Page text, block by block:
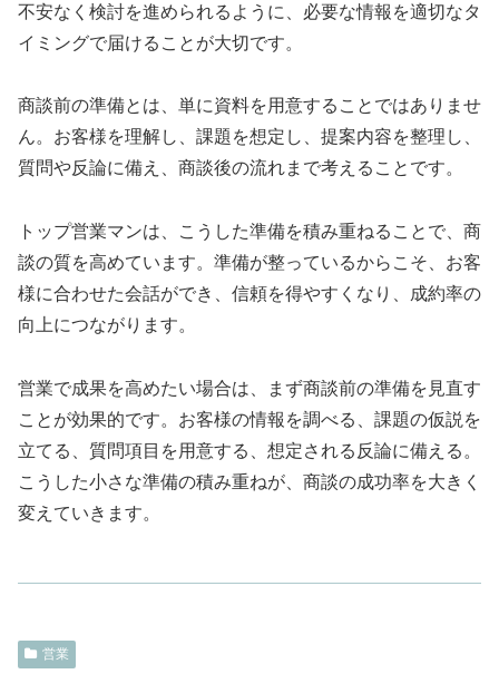
不安なく検討を進められるように、必要な情報を適切なタ
イミングで届けることが大切です。
商談前の準備とは、単に資料を用意することではありませ
ん。お客様を理解し、課題を想定し、提案内容を整理し、
質問や反論に備え、商談後の流れまで考えることです。
トップ営業マンは、こうした準備を積み重ねることで、商
談の質を高めています。準備が整っているからこそ、お客
様に合わせた会話ができ、信頼を得やすくなり、成約率の
向上につながります。
営業で成果を高めたい場合は、まず商談前の準備を見直す
ことが効果的です。お客様の情報を調べる、課題の仮説を
立てる、質問項目を用意する、想定される反論に備える。
こうした小さな準備の積み重ねが、商談の成功率を大きく
変えていきます。
営業